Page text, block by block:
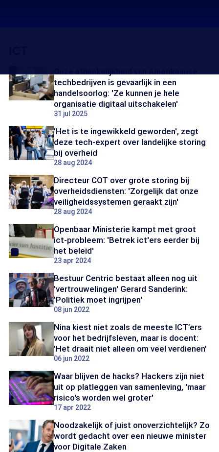
techbedrijven is gevaarlijk in een
handelsoorlog: 'Ze kunnen je hele
organisatie digitaal uitschakelen'
31 jul 2025
'Het is te ingewikkeld geworden', zegt
deze tech-expert over landelijke storing
bij overheid
28 aug 2024
Directeur COT over grote storing bij
overheidsdiensten: 'Zorgelijk dat onze
veiligheidssystemen geraakt zijn'
28 aug 2024
Openbaar Ministerie kampt met groot
ict-probleem: 'Betrek ict'ers eerder bij
het beleid'
23 apr 2024
Bestuur Centric bestaat alleen nog uit
'vertrouwelingen' Gerard Sanderink:
'Politiek moet ingrijpen'
08 jun 2022
Nina kiest niet zoals de meeste ICT’ers
voor het bedrijfsleven, maar is docent:
'Het draait niet alleen om veel verdienen'
06 jun 2022
Waar blijven de hacks? Hackers zijn niet
uit op platleggen van samenleving, 'maar
risico's worden wel groter'
17 apr 2022
Noodzakelijk of juist onoverzichtelijk? Zo
wordt gedacht over een nieuwe minister
voor Digitale Zaken